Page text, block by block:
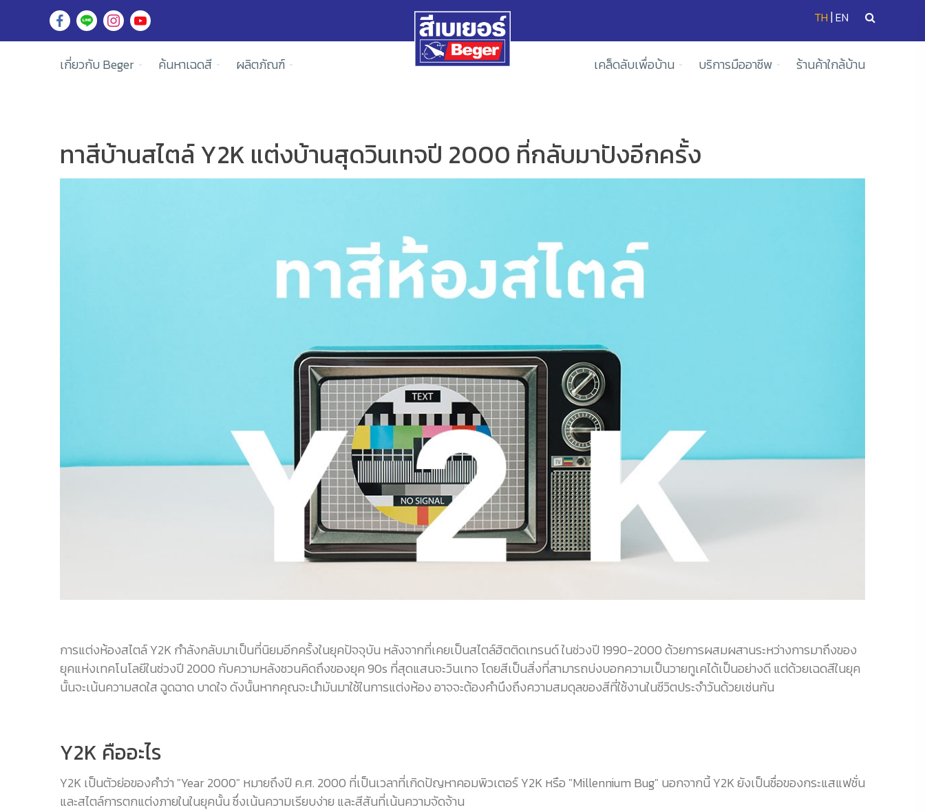
TH |EN
เกี่ยวกับ Beger ค้นหาเฉดสี ผลิตภัณฑ์ เคล็ดลับเพื่อบ้าน บริการมืออาชีพ ร้านค้าใกล้บ้าน
ทาสีบ้านสไตล์ Y2K แต่งบ้านสุดวินเทจปี 2000 ที่กลับมาปังอีกครั้ง
การแต่งห้องสไตล์ Y2K กำลังกลับมาเป็นที่นิยมอีกครั้งในยุคปัจจุบัน หลังจากที่เคยเป็นสไตล์ฮิตติดเทรนด์ ในช่วงปี 1990-2000 ด้วยการผสมผสานระหว่างการมาถึงของ
ยุคแห่งเทคโนโลยีในช่วงปี 2000 กับความหลังชวนคิดถึงของยุค 90s ที่สุดแสนจะวินเทจ โดยสีเป็นสิ่งที่สามารถบ่งบอกความเป็นวายทูเคได้เป็นอย่างดี แต่ด้วยเฉดสีในยุค
นั้นจะเน้นความสดใส ฉูดฉาด บาดใจ ดังนั้นหากคุณจะนำมันมาใช้ในการแต่งห้อง อาจจะต้องคำนึงถึงความสมดุลของสีที่ใช้งานในชีวิตประจำวันด้วยเช่นกัน
Y2K คืออะไร
Y2K เป็นตัวย่อของคำว่า "Year 2000" หมายถึงปี ค.ศ. 2000 ที่เป็นเวลาที่เกิดปัญหาคอมพิวเตอร์ Y2K หรือ "Millennium Bug" นอกจากนี้ Y2K ยังเป็นชื่อของกระแสแฟชั่น
และสไตล์การตกแต่งภายในในยุคนั้น ซึ่งเน้นความเรียบง่าย และสีสันที่เน้นความจัดจ้าน